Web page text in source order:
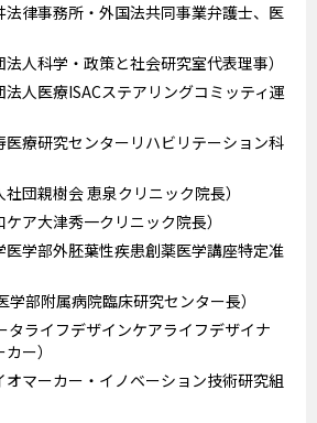
律事務所・外国法共同事業弁護士、医
人科学・政策と社会研究室代表理事）
人医療ISACステアリングコミッティ運
療研究センターリハビリテーション科
団親樹会 恵泉クリニック院長）
ア大津秀一クリニック院長）
学部外胚葉性疾患創薬医学講座特定准
部附属病院臨床研究センター長）
タライフデザインケアライフデザイナ
ー）
オマーカー・イノベーション技術研究組